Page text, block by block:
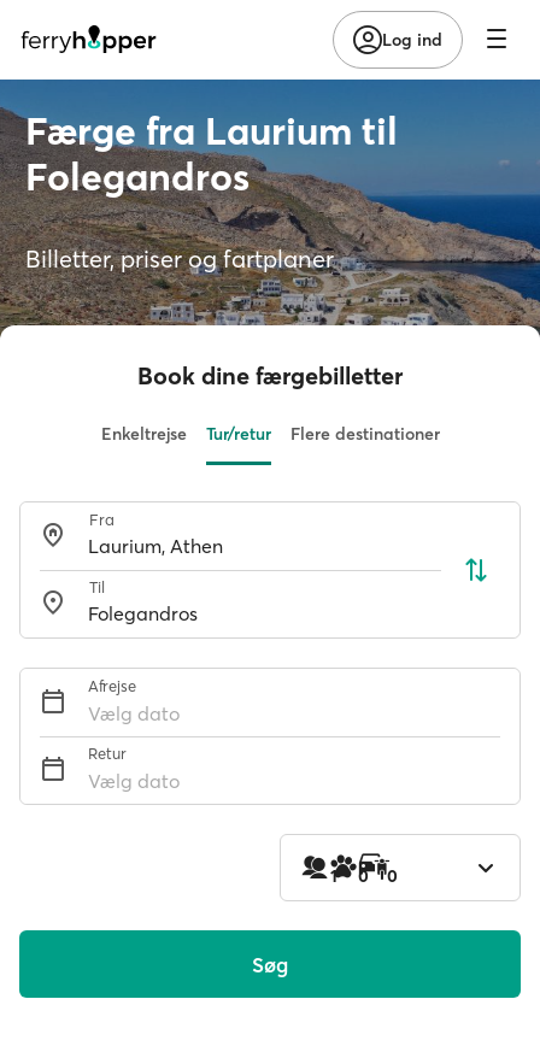
Log ind
Færge fra Laurium til
Folegandros
Billetter, priser og fartplaner
Book dine færgebilletter
Enkeltrejse Tur/retur Flere destinationer
Fra
Til
Afrejse
Vælg dato
Retur
Vælg dato
1 0 0
Søg